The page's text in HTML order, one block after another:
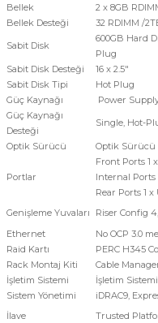
Bellek
2 x 8GB
Bellek Desteği
32 RDIMM /
Sabit Disk
600GB Hard
Plug
Sabit Disk Desteği
16 x 2.5"
Sabit Disk Tipi
Hot Plug
Güç Kaynağı
Power
Güç Kaynağı
Desteği
Single, Hot-
Optik Sürücü Optik Sürücü
Portlar
Front Ports 1
Internal Ports
Rear Ports 1
Genişleme Yuvaları
Riser Config
Ethernet
No OCP 3.0
Raid Kartı
PERC H345
Rack Montaj Kiti
Cable
İşletim Sistemi
İşletim
Sistem Yönetimi
iDRAC9,
İlave
Trusted